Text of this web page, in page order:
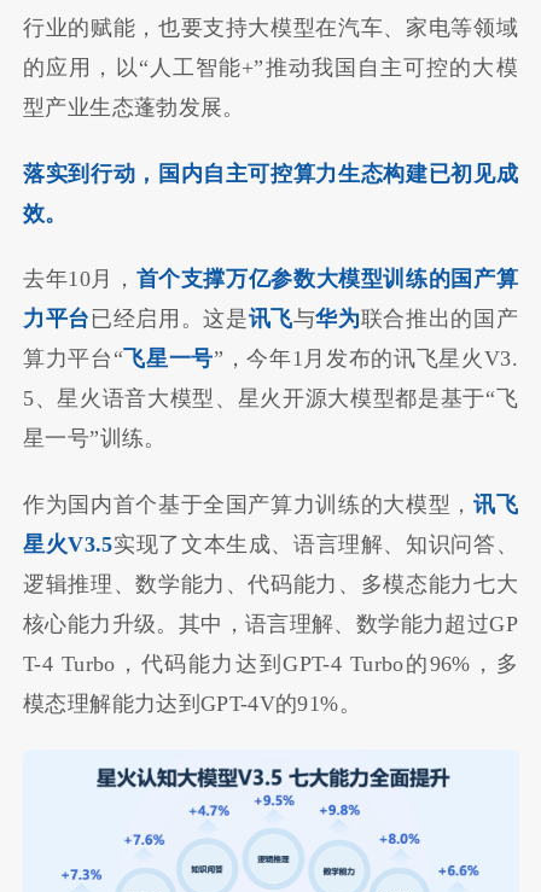
行业的赋能，也要支持大模型在汽车、家电等领域
的应用，以“人工智能+”推动我国自主可控的大模
型产业生态蓬勃发展。
落实到行动，国内自主可控算力生态构建已初见成
效。
去年10月， 首个支撑万亿参数大模型训练的国产算
力平台 已经启用。这是讯飞与华为联合推出的国产
算力平台“ 飞星一号”，今年1月发布的讯飞星火V3.
5、星火语音大模型、星火开源大模型都是基于“飞
星一号”训练。
作为国内首个基于全国产算力训练的大模型， 讯飞
星火V3.5实现了文本生成、语言理解、知识问答、
逻辑推理、数学能力、代码能力、多模态能力七大
核心能力升级。其中，语言理解、数学能力超过GP
T-4 Turbo，代码能力达到GPT-4 Turbo的96%，多
模态理解能力达到GPT-4V的91%。